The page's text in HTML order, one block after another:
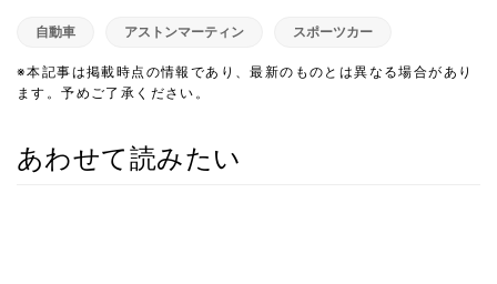
自動車 アストンマーティン スポーツカー
※本記事は掲載時点の情報であり、最新のものとは異なる場合があり
ます。予めご了承ください。
あわせて読みたい